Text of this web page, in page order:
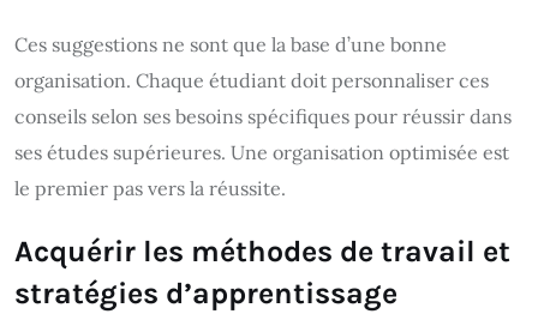
Ces suggestions ne sont que la base d’une bonne
organisation. Chaque étudiant doit personnaliser ces
conseils selon ses besoins spécifiques pour réussir dans
ses études supérieures. Une organisation optimisée est
le premier pas vers la réussite.
Acquérir les méthodes de travail et
stratégies d’apprentissage